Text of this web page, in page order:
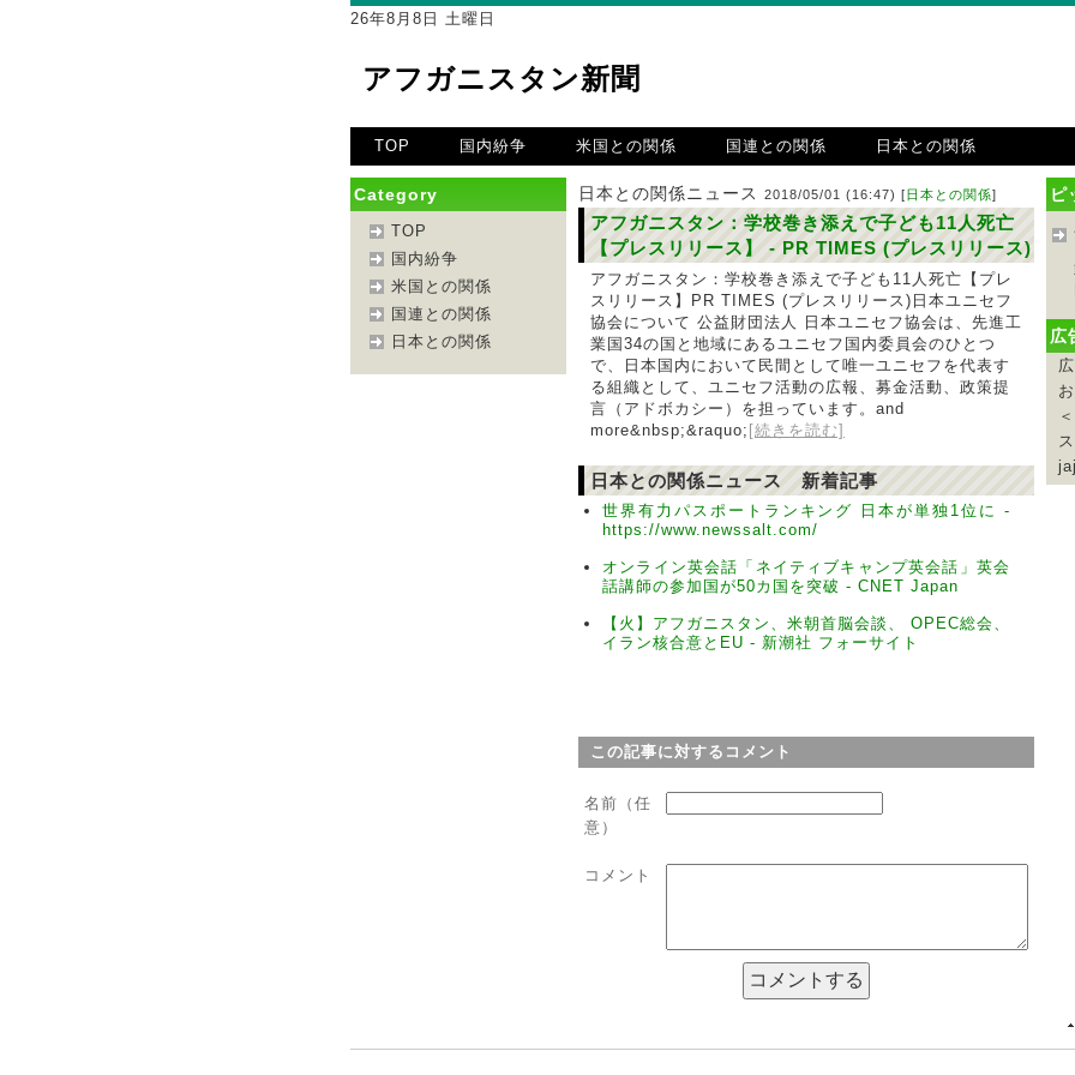
26年8月8日 土曜日
アフガニスタン新聞
TOP 国内紛争 米国との関係 国連との関係 日本との関係
Category
TOP
国内紛争
米国との関係
国連との関係
日本との関係
日本との関係ニュース 2018/05/01 (16:47) [日本との関係]
アフガニスタン：学校巻き添えで子ども11人死亡
【プレスリリース】 - PR TIMES (プレスリリース)
アフガニスタン：学校巻き添えで子ども11人死亡【プレ
スリリース】PR TIMES (プレスリリース)日本ユニセフ
協会について 公益財団法人 日本ユニセフ協会は、先進工
業国34の国と地域にあるユニセフ国内委員会のひとつ
で、日本国内において民間として唯一ユニセフを代表す
る組織として、ユニセフ活動の広報、募金活動、政策提
言（アドボカシー）を担っています。and
more&nbsp;&raquo; [続きを読む]
日本との関係ニュース 新着記事
世界有力パスポートランキング 日本が単独1位に -
https://www.newssalt.com/
オンライン英会話「ネイティブキャンプ英会話」英会
話講師の参加国が50カ国を突破 - CNET Japan
【火】アフガニスタン、米朝首脳会談、 OPEC総会、
イラン核合意とEU - 新潮社 フォーサイト
この記事に対するコメント
名前（任
意）
コメント
ピ
広